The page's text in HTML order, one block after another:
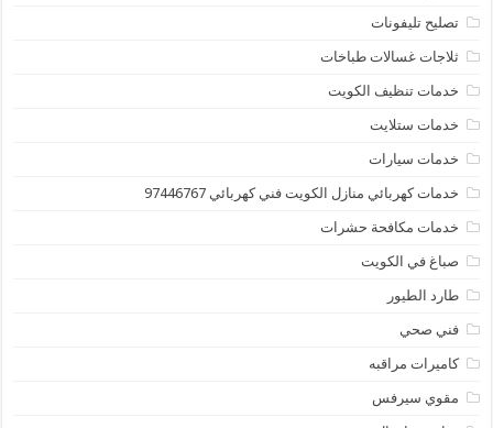
تصليح تليفونات
ثلاجات غسالات طباخات
خدمات تنظيف الكويت
خدمات ستلايت
خدمات سيارات
خدمات كهربائي منازل الكويت فني كهربائي 97446767
خدمات مكافحة حشرات
صباغ في الكويت
طارد الطيور
فني صحي
كاميرات مراقبه
مقوي سيرفس